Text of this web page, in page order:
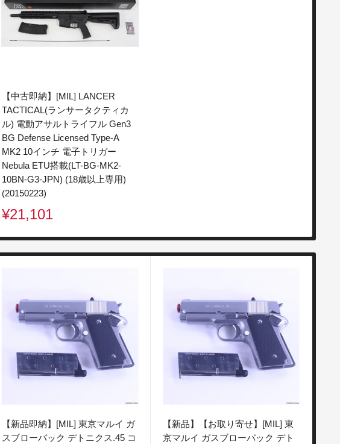
【中古即納】[MIL] LANCER
TACTICAL(ランサータクティカ
ル) 電動アサルトライフル Gen3
BG Defense Licensed Type-A
MK2 10インチ 電子トリガー
Nebula ETU搭載(LT-BG-MK2-
10BN-G3-JPN) (18歳以上専用)
(20150223)
販
価
格
¥21,101
【新品即納】[MIL] 東京マルイ ガ
スブローバック デトニクス.45 コ
【新品】【お取り寄せ】[MIL] 東
京マルイ ガスブローバック デト